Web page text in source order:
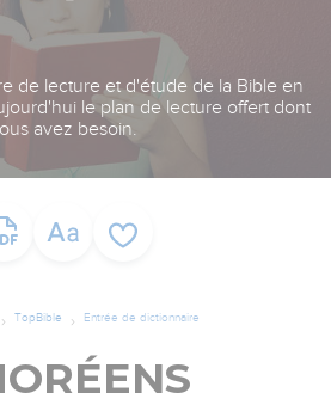
de lecture et d'étude de la Bible en
le plan de lecture offert dont
avez besoin.
TopBible Entrée de dictionnaire